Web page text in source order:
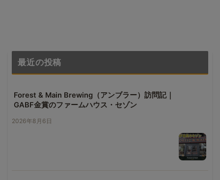
最近の投稿
Forest & Main Brewing（アンブラー）訪問記｜
GABF金賞のファームハウス・セゾン
2026年8月6日